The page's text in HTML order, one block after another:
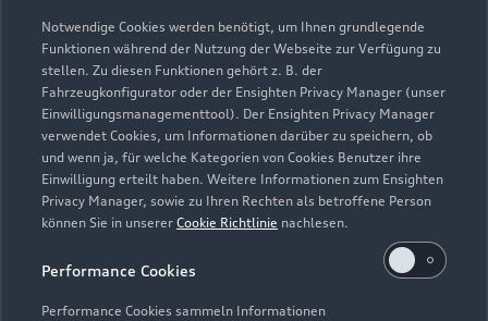
Notwendige Cookies werden benötigt, um Ihnen grundlegende
Funktionen während der Nutzung der Webseite zur Verfügung zu
stellen. Zu diesen Funktionen gehört z. B. der
Fahrzeugkonfigurator oder der Ensighten Privacy Manager (unser
Einwilligungsmanagementtool). Der Ensighten Privacy Manager
verwendet Cookies, um Informationen darüber zu speichern, ob
und wenn ja, für welche Kategorien von Cookies Benutzer ihre
Einwilligung erteilt haben. Weitere Informationen zum Ensighten
Privacy Manager, sowie zu Ihren Rechten als betroffene Person
können Sie in unserer Cookie Richtlinie nachlesen.
Performance Cookies
Performance Cookies sammeln Informationen
Service
Geschlossen,öffnet amMontag 07:30
Teile & Zubehörverkauf
Geschlossen,öffnet amMontag 07:30